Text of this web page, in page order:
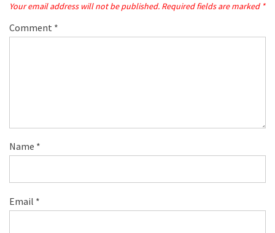
Your email address will not be published. Required fields are marked *
Comment *
Name *
Email *